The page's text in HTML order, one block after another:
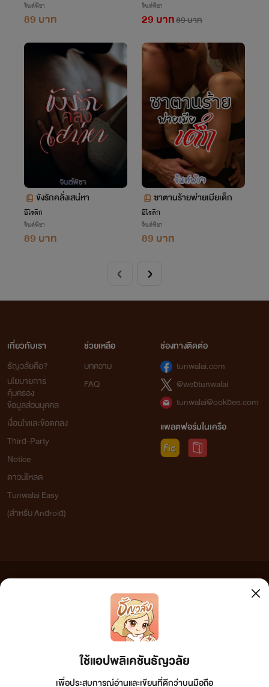
จินต์พิชา
89 บาท
จินต์พิชา
29 บาท89 บาท
ขังรักคลั่งเสน่หา
อีโรติก
จินต์พิชา
89 บาท
ซาตานร้ายพ่ายเมียเด็ก
อีโรติก
จินต์พิชา
89 บาท
ใช้แอปพลิเคชันธัญวลัย
เพื่อประสบการณ์อ่านและเขียนที่ดีกว่าบนมือถือ
เกี่ยวกับเรา
ธัญวลัยคือ?
นโยบายการ
คุ้มครอง
ข้อมูลส่วนบุคคล
เงื่อนไขและข้อตกลง
Third-Party
Notice
ดาวน์โหลด
Tunwalai Easy
(สำหรับ Android)
ช่วยเหลือ
บทความ
FAQ
ช่องทางติดต่อ
tunwalai.com
@webtunwalai
tunwalai@ookbee.com
แพลตฟอร์มในเครือ
เว็บไซต์แห่งนี้ไม่ได้เห็นด้วยและไม่ขอรับผิดชอบต่อข้อความใดๆ ทั้งสิ้น ดังนั้นผู้อ่านทุกท่านโปรดใช้
วิจารณญาณในการกลั่นกรองด้วยตนเอง และหากท่านพบข้อความใดๆ ที่ขัดต่อกฎหมายและศีลธรรม
กรุณาแจ้งมาที่ tunwalai@ookbee.com เพื่อทีมงานจะได้ดำเนินการในทันที ทั้งนี้ ทางเว็บไซต์ขอสงวน
ลิขสิทธิ์ตามพระราชบัญญัติลิขสิทธิ์ (ฉบับเพิ่มเติม) พ.ศ.2558